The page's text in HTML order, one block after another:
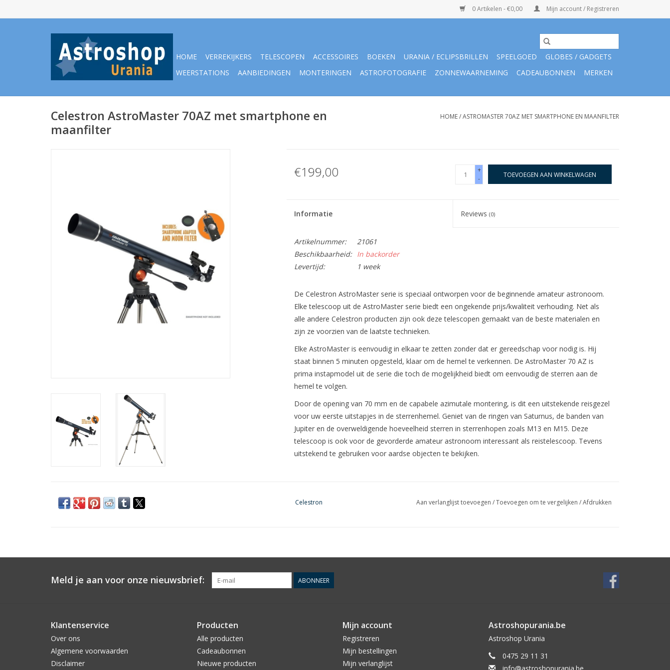
0 Artikelen - €0,00 Mijn account / Registreren
HOME VERREKIJKERS TELESCOPEN ACCESSOIRES BOEKEN URANIA / ECLIPSBRILLEN SPEELGOED
GLOBES / GADGETS
WEERSTATIONS
AANBIEDINGEN MONTERINGEN ASTROFOTOGRAFIE ZONNEWAARNEMING CADEAUBONNEN MERKEN
Celestron AstroMaster 70AZ met smartphone en
maanfilter
HOME/ASTROMASTER 70AZ MET SMARTPHONE EN MAANFILTER
€199,00
+
-
TOEVOEGEN AAN WINKELWAGEN
Informatie Reviews(0)
Artikelnummer:
21061
Beschikbaarheid:
In backorder
Levertijd:
1 week
De Celestron AstroMaster serie is speciaal ontworpen voor de beginnende amateur astronoom.
Elke telescoop uit de AstroMaster serie biedt een ongekende prijs/kwaliteit verhouding. Net als
alle andere Celestron producten zijn ook deze telescopen gemaakt van de beste materialen en
zijn ze voorzien van de laatste technieken.
Elke AstroMaster is eenvoudig in elkaar te zetten zonder dat er gereedschap voor nodig is. Hij
staat binnen 5 minuten opgesteld, klaar om de hemel te verkennen. De AstroMaster 70 AZ is
prima instapmodel uit de serie die toch de mogelijkheid biedt om eenvoudig de sterren aan de
hemel te volgen.
Door de opening van 70 mm en de capabele azimutale montering, is dit een uitstekende reisgezel
voor uw eerste uitstapjes in de sterrenhemel. Geniet van de ringen van Saturnus, de banden van
Jupiter en de overweldigende hoeveelheid sterren in sterrenhopen zoals M13 en M15. Deze
telescoop is ook voor de gevorderde amateur astronoom interessant als reistelescoop. Tevens
uitstekend te gebruiken voor aardse objecten te bekijken.
Celestron Aan verlanglijst toevoegen /Toevoegen om te vergelijken /Afdrukken
Meld je aan voor onze nieuwsbrief: ABONNEER
Klantenservice
Over ons
Algemene voorwaarden
Disclaimer
Producten
Alle producten
Cadeaubonnen
Nieuwe producten
Mijn account
Registreren
Mijn bestellingen
Mijn verlanglijst
Astroshopurania.be
Astroshop Urania
0475 29 11 31
info@astroshopurania.be